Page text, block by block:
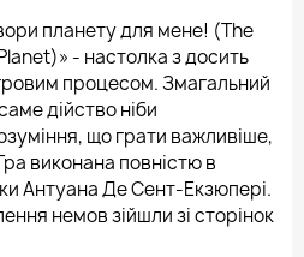
планету для мене! (The
- настолка з досить
процесом. Змагальний
дійство ніби
що грати важливіше,
виконана повністю в
Антуана Де Сент-Екзюпері.
немов зійшли зі сторінок